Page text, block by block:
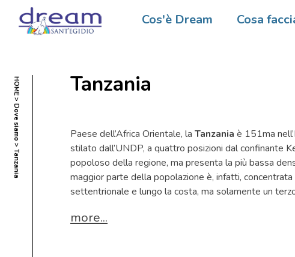
Cos'è Dream Cosa
HOME
Dove siamo
Tanzania
Tanzania
Paese dell’Africa Orientale, la Tanzania è 151ma
stilato dall’UNDP, a quattro posizioni dal confinante
popoloso della regione, ma presenta la più bassa
maggior parte della popolazione è, infatti,
settentrionale e lungo la costa, ma solamente un
more...